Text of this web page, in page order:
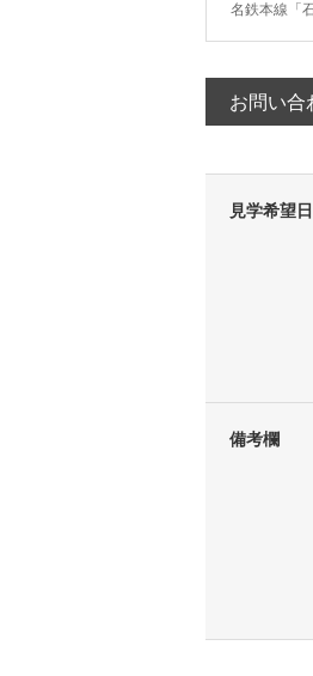
名鉄本線「
お問い合
見学希望日
備考欄